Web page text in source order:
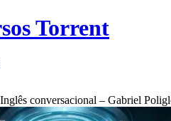
Torrent
conversacional – Gabriel